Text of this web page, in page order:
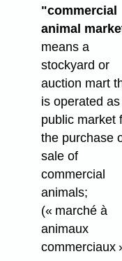
"commercial
animal
means a
stockyard or
auction mart
is operated
public market
the purchase
sale of
commercial
animals;
(« marché à
animaux
commerciaux